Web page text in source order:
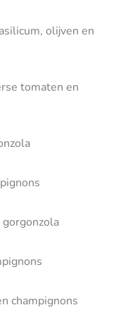
olijven en
tomaten en
champignons